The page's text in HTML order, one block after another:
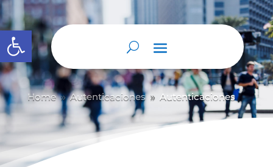
Abrir barra de herramientas
Home 9 Autenticaciones 9 Autenticaciones